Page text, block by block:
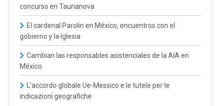
concurso en Taurianova
El cardenal Parolin en México, encuentros con el
gobierno y la Iglesia
Cambian las responsables asistenciales de la AIA en
México
L’accordo globale Ue-Messico e le tutele per le
indicazioni geografiche